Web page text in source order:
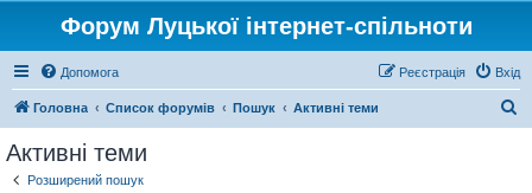
Форум Луцької інтернет-спільноти
Допомога Вхід
Реєстрація
Головна Список форумів Пошук Активні теми
Активні теми
Розширений пошук